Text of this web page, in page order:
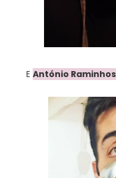
E António Raminhos